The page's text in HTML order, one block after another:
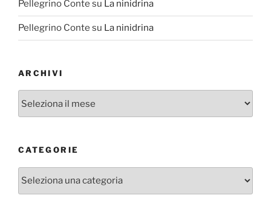
Pellegrino Conte su La ninidrina
Pellegrino Conte su La ninidrina
ARCHIVI
CATEGORIE
Categorie